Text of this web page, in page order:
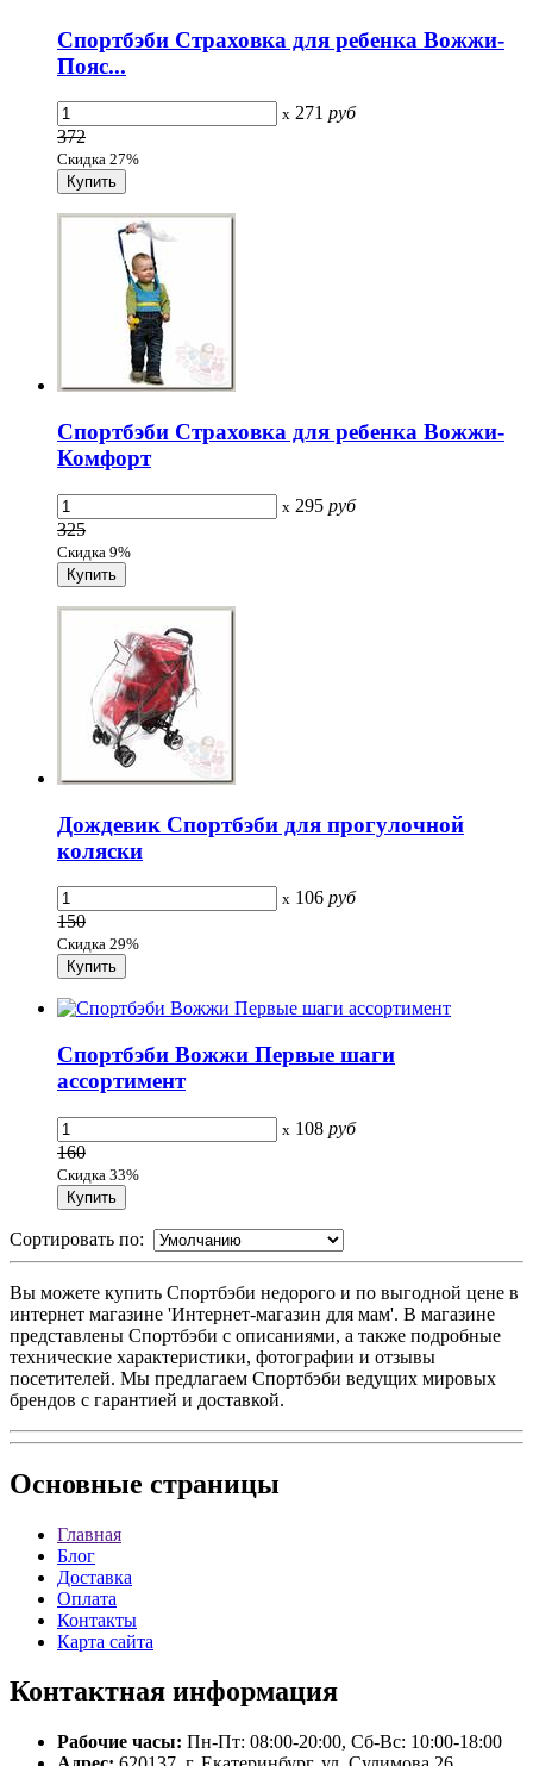
Спортбэби Страховка для ребенка Вожжи-
Пояс...
x 271 руб
372
Скидка 27%
Спортбэби Страховка для ребенка Вожжи-
Комфорт
x 295 руб
325
Скидка 9%
Дождевик Спортбэби для прогулочной
коляски
x 106 руб
150
Скидка 29%
Спортбэби Вожжи Первые шаги
ассортимент
x 108 руб
160
Скидка 33%
Сортировать по:
Вы можете купить Спортбэби недорого и по выгодной цене в
интернет магазине 'Интернет-магазин для мам'. В магазине
представлены Спортбэби с описаниями, а также подробные
технические характеристики, фотографии и отзывы
посетителей. Мы предлагаем Спортбэби ведущих мировых
брендов с гарантией и доставкой.
Основные страницы
Главная
Блог
Доставка
Оплата
Контакты
Карта сайта
Контактная информация
Рабочие часы: Пн-Пт: 08:00-20:00, Сб-Вс: 10:00-18:00